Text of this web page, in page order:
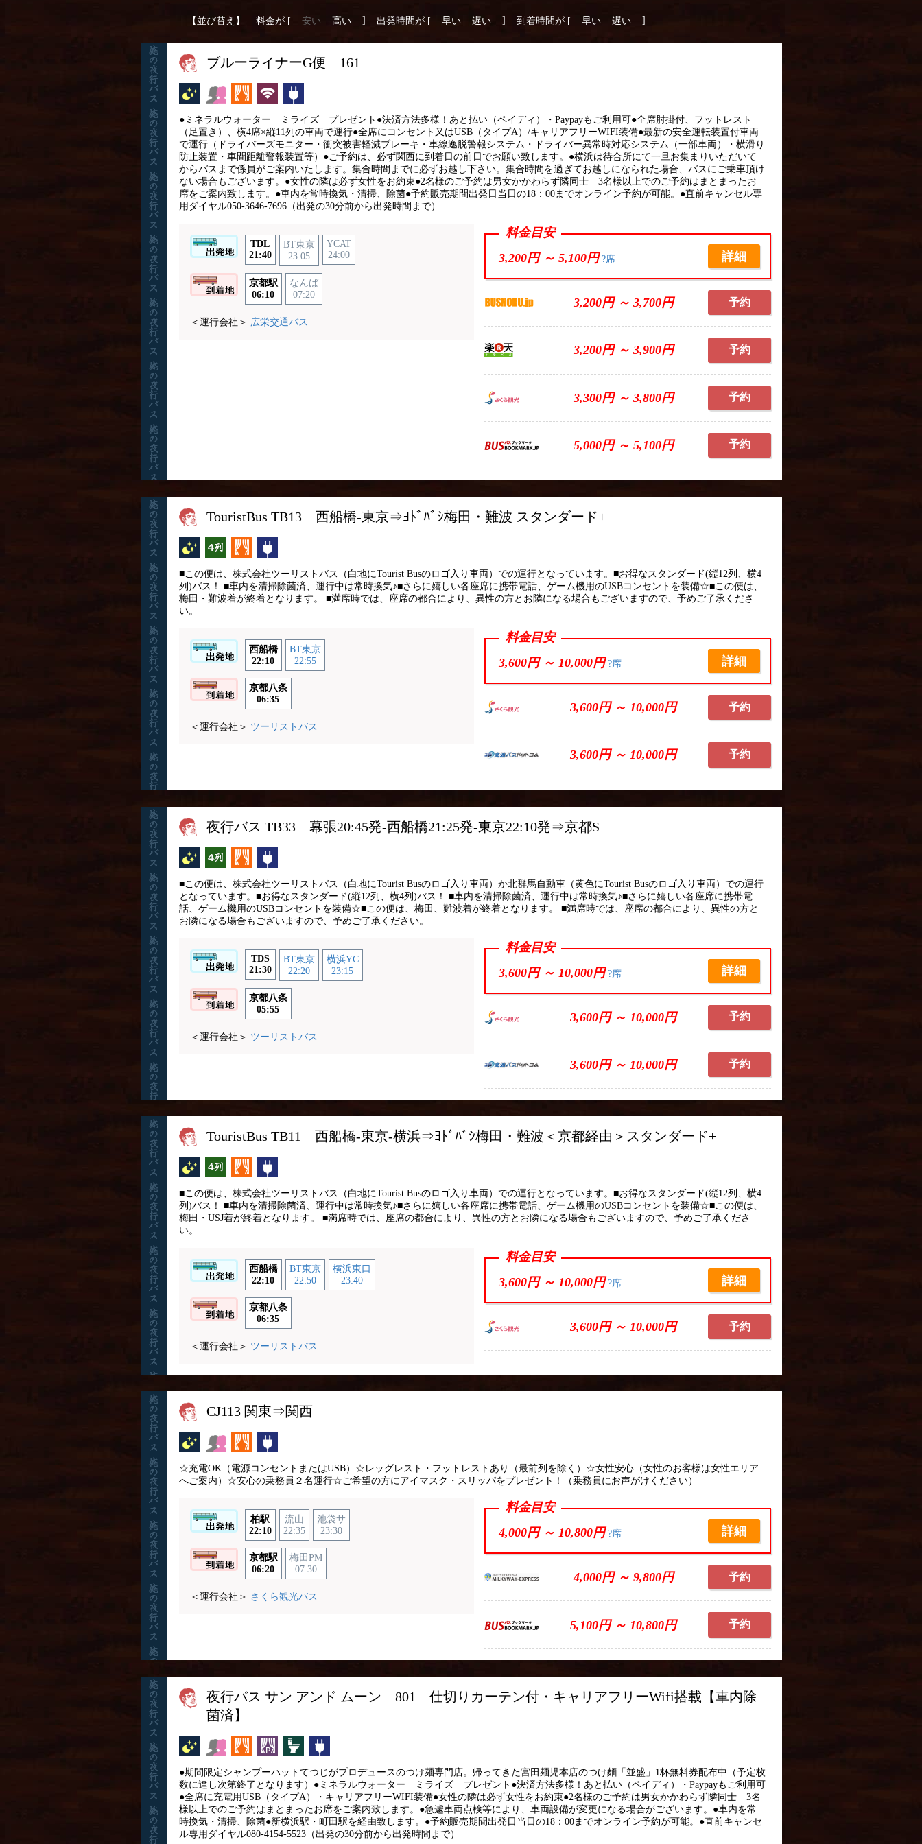
【並び替え】 料金が [ 安い 高い ] 出発時間が [ 早い 遅い ] 到着時間が [ 早い 遅い ]
ブルーライナーG便 161
夜行バス女性安心カーテン無線LAN
●ミネラルウォーター ミライズ プレゼント●決済方法多様！あと払い（ペイディ）・Paypayもご利用可●全席肘掛付、フットレスト
（足置き）、横4席×縦11列の車両で運行●全席にコンセント又はUSB（タイプA）/キャリアフリーWIFI装備●最新の安全運転装置付車両
で運行（ドライバーズモニター・衝突被害軽減ブレーキ・車線逸脱警報システム・ドライバー異常時対応システム（一部車両）・横滑り
防止装置・車間距離警報装置等）●ご予約は、必ず関西に到着日の前日でお願い致します。●横浜は待合所にて一旦お集まりいただいて
からバスまで係員がご案内いたします。集合時間までに必ずお越し下さい。集合時間を過ぎてお越しになられた場合、バスにご乗車頂け
ない場合もございます。●女性の隣は必ず女性をお約束●2名様のご予約は男女かかわらず隣同士 3名様以上でのご予約はまとまったお
席をご案内致します。●車内を常時換気・清掃、除菌●予約販売期間出発日当日の18：00までオンライン予約が可能。●直前キャンセル専
用ダイヤル050-3646-7696（出発の30分前から出発時間まで）
TDL
21:40
BT東京
23:05
YCAT
24:00
京都駅
06:10
なんば
07:20
＜運行会社＞ 広栄交通バス
料金目安
3,200円 ～ 5,100円?席 詳細
3,200円 ～ 3,700円 予約
3,200円 ～ 3,900円 予約
3,300円 ～ 3,800円 予約
5,000円 ～ 5,100円 予約
TouristBus TB13 西船橋-東京⇒ﾖﾄﾞﾊﾞｼ梅田・難波 スタンダード+
夜行バス横4列 カーテン
■この便は、株式会社ツーリストバス（白地にTourist Busのロゴ入り車両）での運行となっています。■お得なスタンダード(縦12列、横4
列)バス！ ■車内を清掃除菌済、運行中は常時換気♪■さらに嬉しい各座席に携帯電話、ゲーム機用のUSBコンセントを装備☆■この便は、
梅田・難波着が終着となります。 ■満席時では、座席の都合により、異性の方とお隣になる場合もございますので、予めご了承くださ
い。
西船橋
22:10
BT東京
22:55
京都八条
06:35
＜運行会社＞ ツーリストバス
料金目安
3,600円 ～ 10,000円?席 詳細
3,600円 ～ 10,000円 予約
3,600円 ～ 10,000円 予約
夜行バス TB33 幕張20:45発-西船橋21:25発-東京22:10発⇒京都S
夜行バス横4列 カーテン
■この便は、株式会社ツーリストバス（白地にTourist Busのロゴ入り車両）か北群馬自動車（黄色にTourist Busのロゴ入り車両）での運行
となっています。■お得なスタンダード(縦12列、横4列)バス！ ■車内を清掃除菌済、運行中は常時換気♪■さらに嬉しい各座席に携帯電
話、ゲーム機用のUSBコンセントを装備☆■この便は、梅田、難波着が終着となります。 ■満席時では、座席の都合により、異性の方と
お隣になる場合もございますので、予めご了承ください。
TDS
21:30
BT東京
22:20
横浜YC
23:15
京都八条
05:55
＜運行会社＞ ツーリストバス
料金目安
3,600円 ～ 10,000円?席 詳細
3,600円 ～ 10,000円 予約
3,600円 ～ 10,000円 予約
TouristBus TB11 西船橋-東京-横浜⇒ﾖﾄﾞﾊﾞｼ梅田・難波＜京都経由＞スタンダード+
夜行バス横4列 カーテン
■この便は、株式会社ツーリストバス（白地にTourist Busのロゴ入り車両）での運行となっています。■お得なスタンダード(縦12列、横4
列)バス！ ■車内を清掃除菌済、運行中は常時換気♪■さらに嬉しい各座席に携帯電話、ゲーム機用のUSBコンセントを装備☆■この便は、
梅田・USJ着が終着となります。 ■満席時では、座席の都合により、異性の方とお隣になる場合もございますので、予めご了承くださ
い。
西船橋
22:10
BT東京
22:50
横浜東口
23:40
京都八条
06:35
＜運行会社＞ ツーリストバス
料金目安
3,600円 ～ 10,000円?席 詳細
3,600円 ～ 10,000円 予約
CJ113 関東⇒関西
夜行バス女性安心カーテン
☆充電OK（電源コンセントまたはUSB）☆レッグレスト・フットレストあり（最前列を除く）☆女性安心（女性のお客様は女性エリア
へご案内）☆安心の乗務員２名運行☆ご希望の方にアイマスク・スリッパをプレゼント！（乗務員にお声がけください）
柏駅
22:10
流山
22:35
池袋サ
23:30
京都駅
06:20
梅田PM
07:30
＜運行会社＞ さくら観光バス
料金目安
4,000円 ～ 10,800円?席 詳細
4,000円 ～ 9,800円 予約
5,100円 ～ 10,800円 予約
夜行バス サン アンド ムーン 801 仕切りカーテン付・キャリアフリーWifi搭載【車内除
菌済】
夜行バス女性安心カーテンパーソナルカーテン
トイレ付
●期間限定シャンプーハットてつじがプロデュースのつけ麺専門店。帰ってきた宮田麺児本店のつけ麵「並盛」1杯無料券配布中（予定枚
数に達し次第終了となります）●ミネラルウォーター ミライズ プレゼント●決済方法多様！あと払い（ペイディ）・Paypayもご利用可
●全席に充電用USB（タイプA）・キャリアフリーWIFI装備●女性の隣は必ず女性をお約束●2名様のご予約は男女かかわらず隣同士 3名
様以上でのご予約はまとまったお席をご案内致します。●急遽車両点検等により、車両設備が変更になる場合がございます。●車内を常
時換気・清掃、除菌●新横浜駅・町田駅を経由致します。●予約販売期間出発日当日の18：00までオンライン予約が可能。●直前キャンセ
ル専用ダイヤル080-4154-5523（出発の30分前から出発時間まで）